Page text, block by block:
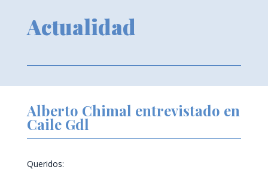
Actualidad
Alberto Chimal entrevistado en
Caile Gdl
Queridos: